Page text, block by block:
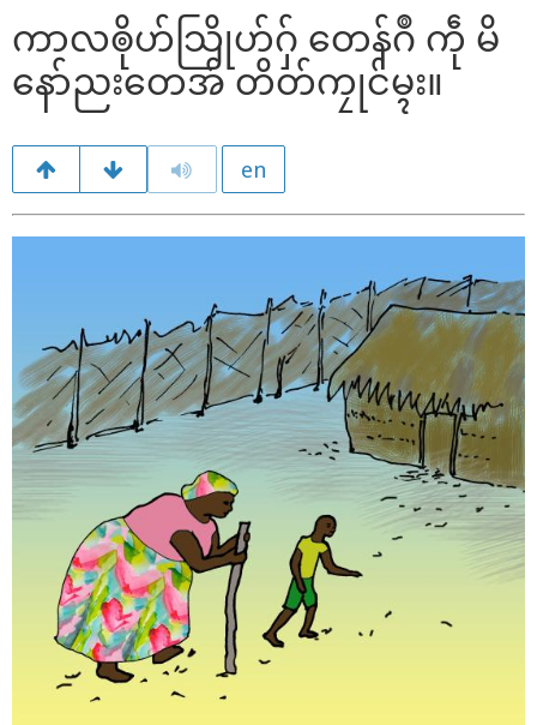
ကာလၜိုဟ်သြိုဟ်ဂှ် တေန်ဂဳ ကဵု မိ
နော်ညးတေအ် တိတ်ကၠုင်မ္ၚး။
en